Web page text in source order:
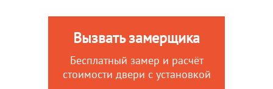
Вызвать замерщика
Бесплатный замер и расчёт
стоимости двери с установкой